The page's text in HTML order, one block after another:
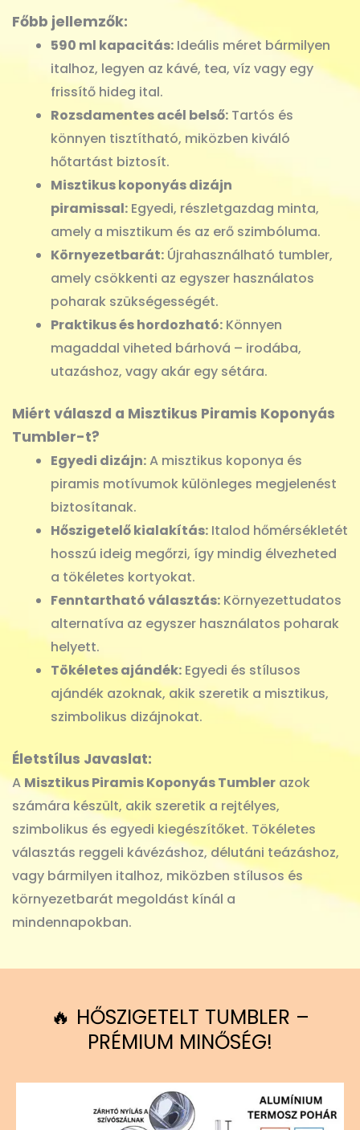
Főbb jellemzők:
590 ml kapacitás: Ideális méret bármilyen
italhoz, legyen az kávé, tea, víz vagy egy
frissítő hideg ital.
Rozsdamentes acél belső: Tartós és
könnyen tisztítható, miközben kiváló
hőtartást biztosít.
Misztikus koponyás dizájn
piramissal: Egyedi, részletgazdag minta,
amely a misztikum és az erő szimbóluma.
Környezetbarát: Újrahasználható tumbler,
amely csökkenti az egyszer használatos
poharak szükségességét.
Praktikus és hordozható: Könnyen
magaddal viheted bárhová – irodába,
utazáshoz, vagy akár egy sétára.
Miért válaszd a Misztikus Piramis Koponyás
Tumbler-t?
Egyedi dizájn:A misztikus koponya és
piramis motívumok különleges megjelenést
biztosítanak.
Hőszigetelő kialakítás: Italod hőmérsékletét
hosszú ideig megőrzi, így mindig élvezheted
a tökéletes kortyokat.
Fenntartható választás: Környezettudatos
alternatíva az egyszer használatos poharak
helyett.
Tökéletes ajándék: Egyedi és stílusos
ajándék azoknak, akik szeretik a misztikus,
szimbolikus dizájnokat.
Életstílus Javaslat:
AMisztikus Piramis Koponyás Tumbler azok
számára készült, akik szeretik a rejtélyes,
szimbolikus és egyedi kiegészítőket. Tökéletes
választás reggeli kávézáshoz, délutáni teázáshoz,
vagy bármilyen italhoz, miközben stílusos és
környezetbarát megoldást kínál a
mindennapokban.
🔥 HŐSZIGETELT TUMBLER –
PRÉMIUM MINŐSÉG!